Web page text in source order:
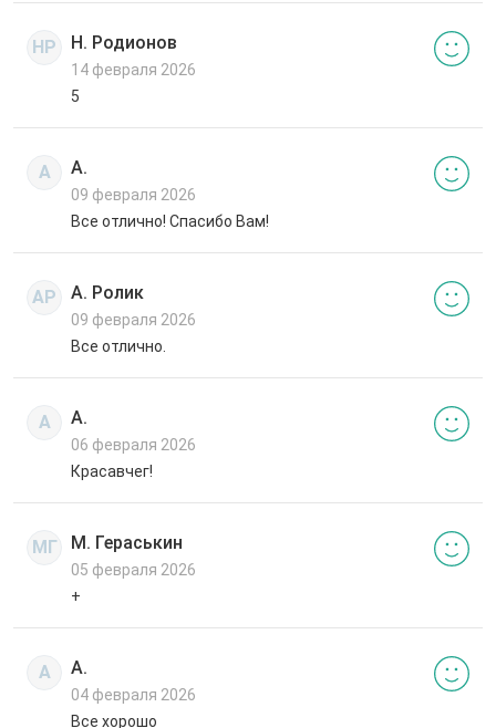
НР Н. Родионов
14 февраля 2026
5
А А.
09 февраля 2026
Все отлично! Спасибо Вам!
АР А. Ролик
09 февраля 2026
Все отлично.
А А.
06 февраля 2026
Красавчег!
МГ М. Гераськин
05 февраля 2026
+
А А.
04 февраля 2026
Все хорошо